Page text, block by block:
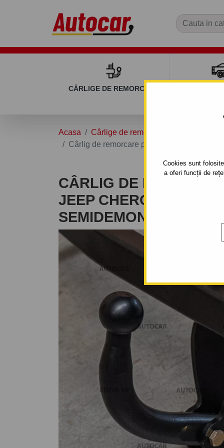
Cookies sunt
a oferi funcții de
CÂRLIGE DE REMORCARE
Acasa Cârlige de remorcare
Cârlig de remorcare pentru JEEP
CÂRLIG DE
JEEP CHEROKEE -
SEMIDEMONTABIL -CU